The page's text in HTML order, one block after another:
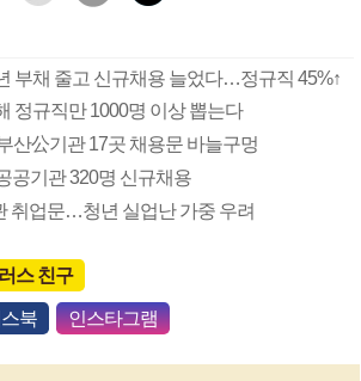
부채 줄고 신규채용 늘었다…정규직 45%↑
정규직만 1000명 이상 뽑는다
산公기관 17곳 채용문 바늘구멍
공기관 320명 신규채용
취업문…청년 실업난 가중 우려
스 친구
북 인스타그램